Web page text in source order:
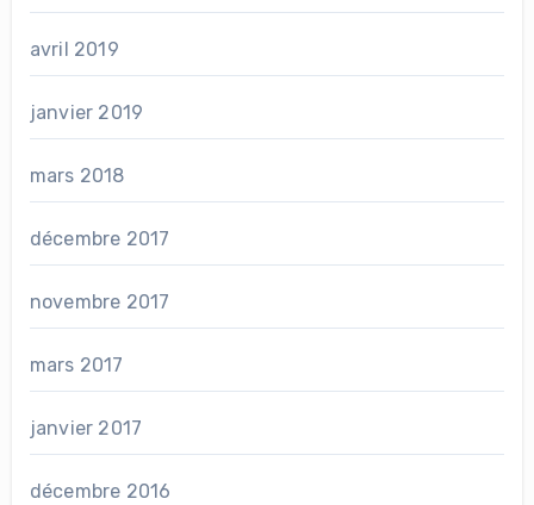
avril 2019
janvier 2019
mars 2018
décembre 2017
novembre 2017
mars 2017
janvier 2017
décembre 2016